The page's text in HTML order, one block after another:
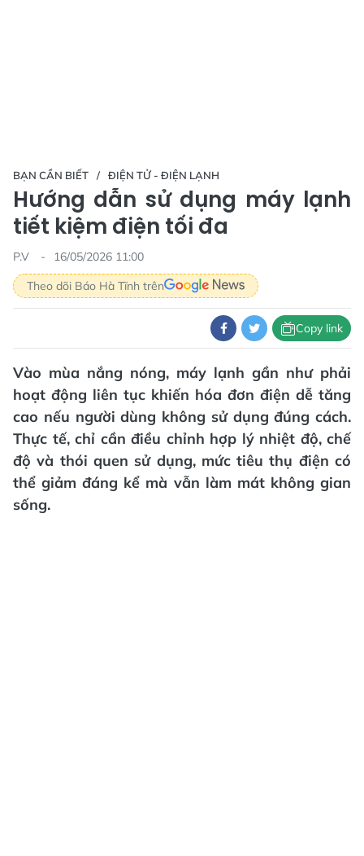
BẠN CẦN BIẾT ĐIỆN TỬ - ĐIỆN LẠNH
Hướng dẫn sử dụng máy lạnh
tiết kiệm điện tối đa
P.V
16/05/2026 11:00
Theo dõi Báo Hà Tĩnh trên
Copy link
Vào mùa nắng nóng, máy lạnh gần như phải
hoạt động liên tục khiến hóa đơn điện dễ tăng
cao nếu người dùng không sử dụng đúng cách.
Thực tế, chỉ cần điều chỉnh hợp lý nhiệt độ, chế
độ và thói quen sử dụng, mức tiêu thụ điện có
thể giảm đáng kể mà vẫn làm mát không gian
sống.